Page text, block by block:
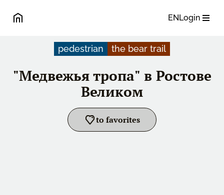
ENLogin
pedestrian the bear trail
"Медвежья тропа" в Ростове
Великом
to favorites